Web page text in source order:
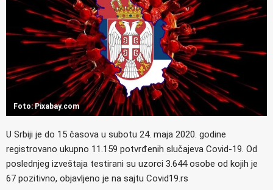
Foto: Pixabay.com
U Srbiji je do 15 časova u subotu 24. maja 2020. godine
registrovano ukupno 11.159 potvrđenih slučajeva Covid-19. Od
poslednjeg izveštaja testirani su uzorci 3.644 osobe od kojih je
67 pozitivno, objavljeno je na sajtu Covid19.rs